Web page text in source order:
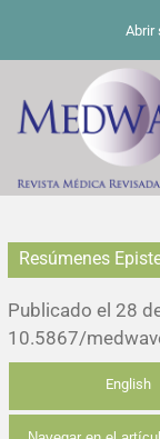
Abrir
De los
Editoriales
Comentarios
Estudios
Resúmenes
Publicado el 28
10.5867/
English